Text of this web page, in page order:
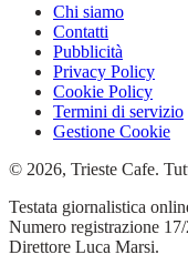
Chi siamo
Contatti
Pubblicità
Privacy Policy
Cookie Policy
Termini di servizio
Gestione Cookie
© 2026, Trieste Cafe.
Testata giornalistica
Numero registrazione
Direttore Luca Marsi.